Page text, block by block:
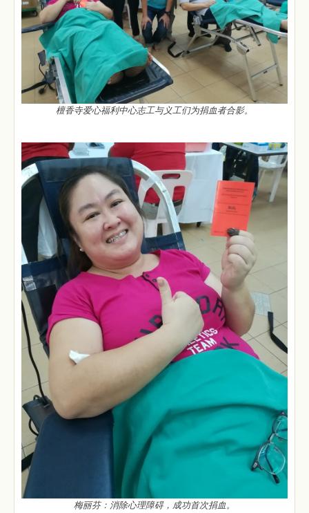
檀香寺爱心福利中心志工与义工们为捐血者合影。
梅丽芬：消除心理障碍，成功首次捐血。